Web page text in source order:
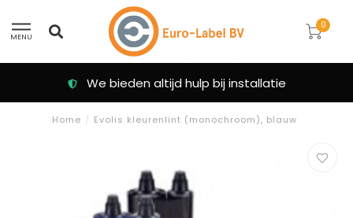
MENU
0
We bieden altijd hulp bij installatie
Home / Evolis kleurenlint (monochroom), blauw